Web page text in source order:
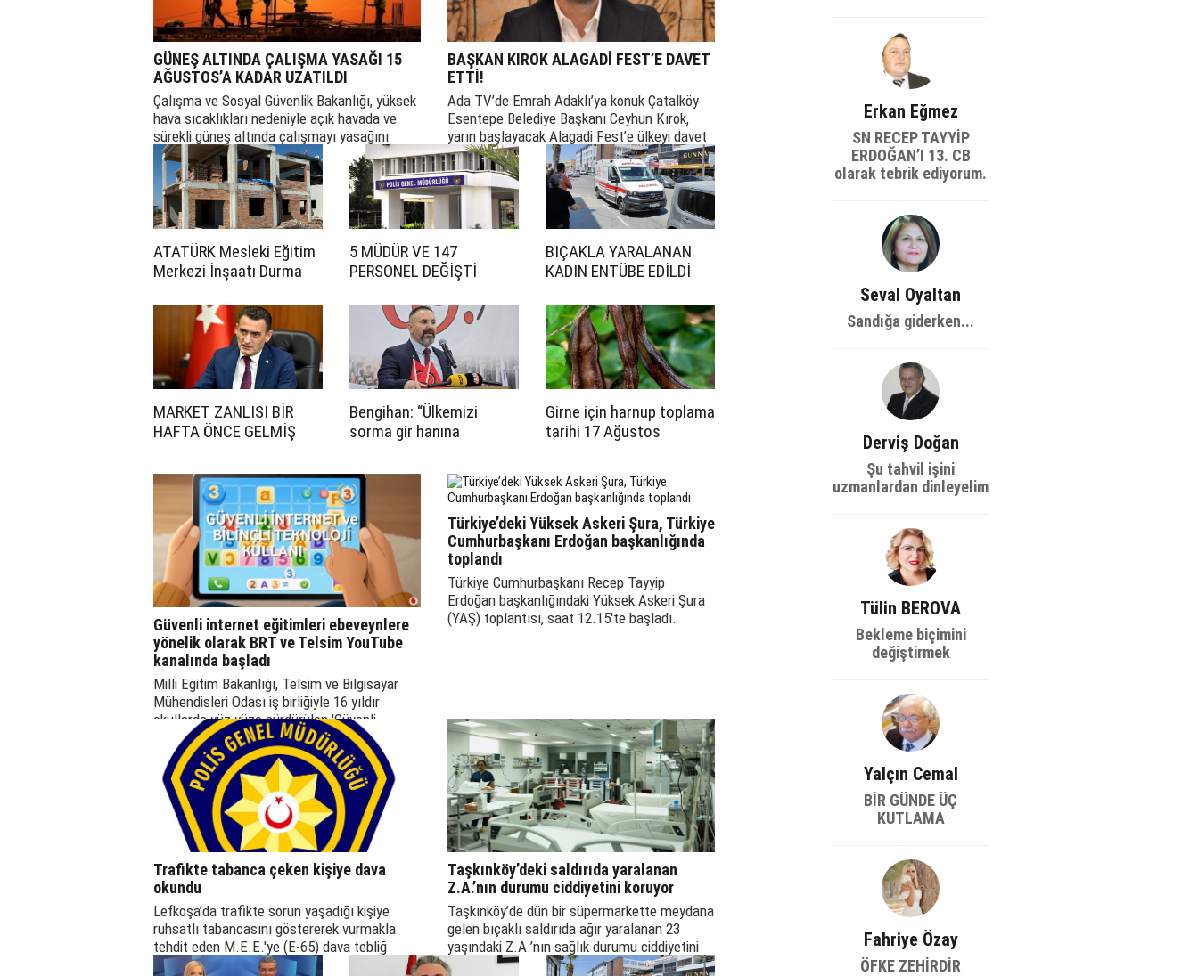
GÜNEŞ ALTINDA ÇALIŞMA YASAĞI 15
AĞUSTOS’A KADAR UZATILDI
Çalışma ve Sosyal Güvenlik Bakanlığı, yüksek
hava sıcaklıkları nedeniyle açık havada ve
sürekli güneş altında çalışmayı yasağını
uzattı.
BAŞKAN KIROK ALAGADİ FEST’E DAVET
ETTİ!
Ada TV’de Emrah Adaklı’ya konuk Çatalköy
Esentepe Belediye Başkanı Ceyhun Kırok,
yarın başlayacak Alagadi Fest’e ülkeyi davet
etti.
ATATÜRK Mesleki Eğitim
Merkezi İnşaatı Durma
Acil Destek Çağrısı
5 MÜDÜR VE 147
PERSONEL DEĞİŞTİ
BIÇAKLA YARALANAN
KADIN ENTÜBE EDİLDİ
MARKET ZANLISI BİR
HAFTA ÖNCE GELMİŞ
Bengihan: “Ülkemizi
sorma gir hanına
Girne için harnup toplama
tarihi 17 Ağustos
Güvenli internet eğitimleri ebeveynlere
yönelik olarak BRT ve Telsim YouTube
kanalında başladı
Milli Eğitim Bakanlığı, Telsim ve Bilgisayar
Mühendisleri Odası iş birliğiyle 16 yıldır
okullarda yüz yüze sürdürülen 'Güvenli
İnternet Eğitimleri', ebeveynlere yönelik
olarak BRT ekranlarında ve Telsim'in YouTube
kanalında yayınlanmaya başladı.
Türkiye’deki Yüksek Askeri Şura, Türkiye
Cumhurbaşkanı Erdoğan başkanlığında
toplandı
Türkiye Cumhurbaşkanı Recep Tayyip
Erdoğan başkanlığındaki Yüksek Askeri Şura
(YAŞ) toplantısı, saat 12.15'te başladı.
Trafikte tabanca çeken kişiye dava
okundu
Lefkoşa’da trafikte sorun yaşadığı kişiye
ruhsatlı tabancasını göstererek vurmakla
tehdit eden M.E.E.'ye (E-65) dava tebliğ
edildi.
Taşkınköy’deki saldırıda yaralanan
Z.A.’nın durumu ciddiyetini koruyor
Taşkınköy’de dün bir süpermarkette meydana
gelen bıçaklı saldırıda ağır yaralanan 23
yaşındaki Z.A.’nın sağlık durumu ciddiyetini
koruyor.
Erkan Eğmez
SN RECEP TAYYİP
ERDOĞAN’I 13. CB
olarak tebrik ediyorum.
Seval Oyaltan
Sandığa giderken...
Derviş Doğan
Şu tahvil işini
uzmanlardan dinleyelim
Tülin BEROVA
Bekleme biçimini
değiştirmek
Yalçın Cemal
BİR GÜNDE ÜÇ
KUTLAMA
Fahriye Özay
ÖFKE ZEHİRDİR